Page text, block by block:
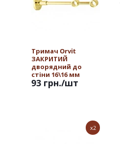
Тримач Orvit
ЗАКРИТИЙ
дворядний до
стіни 16\16 мм
ЗОЛОТО
93 грн./шт
x2